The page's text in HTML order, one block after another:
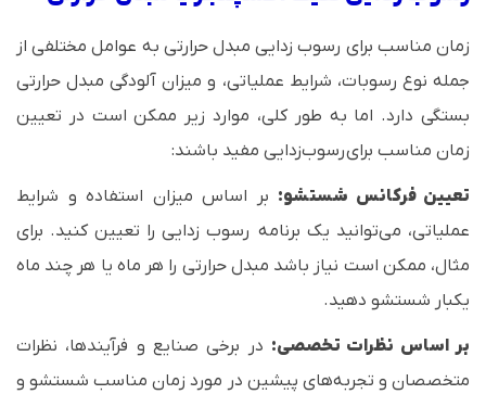
زمان مناسب برای رسوب زدایی مبدل حرارتی به عوامل مختلفی از
جمله نوع رسوبات، شرایط عملیاتی، و میزان آلودگی مبدل حرارتی
بستگی دارد. اما به طور کلی، موارد زیر ممکن است در تعیین
زمان مناسب برای رسوب‌زدایی مفید باشند:
تعیین فرکانس شستشو: بر اساس میزان استفاده و شرایط
عملیاتی، می‌توانید یک برنامه رسوب زدایی را تعیین کنید. برای
مثال، ممکن است نیاز باشد مبدل حرارتی را هر ماه یا هر چند ماه
یکبار شستشو دهید.
بر اساس نظرات تخصصی: در برخی صنایع و فرآیندها، نظرات
متخصصان و تجربه‌های پیشین در مورد زمان مناسب شستشو و